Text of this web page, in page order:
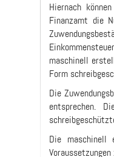
Hiernach
Finanzamt die
maschinell
Form
Die
entsprechen.
Die maschinell